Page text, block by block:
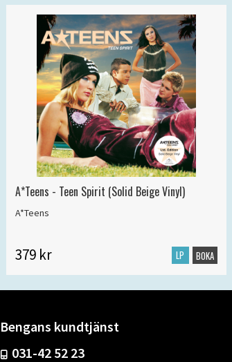
A*Teens - Teen Spirit (Solid Beige Vinyl)
A*Teens
379 kr LP BOKA
Bengans kundtjänst
031-42 52 23